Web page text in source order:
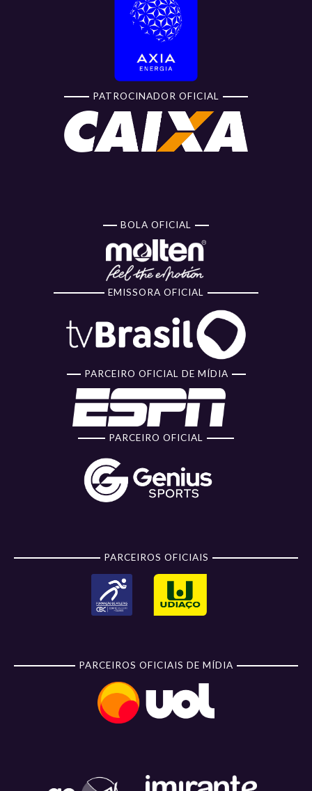
PATROCINADOR OFICIAL
BOLA OFICIAL
EMISSORA OFICIAL
PARCEIRO OFICIAL DE MÍDIA
PARCEIRO OFICIAL
PARCEIROS OFICIAIS
PARCEIROS OFICIAIS DE MÍDIA